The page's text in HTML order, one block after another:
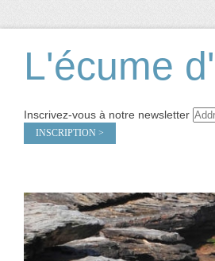
L'écume
Inscrivez-vous à notre newsletter